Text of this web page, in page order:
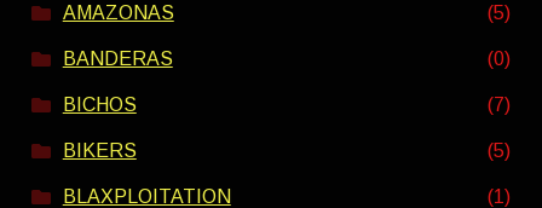
AMAZONAS (5)
BANDERAS (0)
BICHOS (7)
BIKERS (5)
BLAXPLOITATION (1)